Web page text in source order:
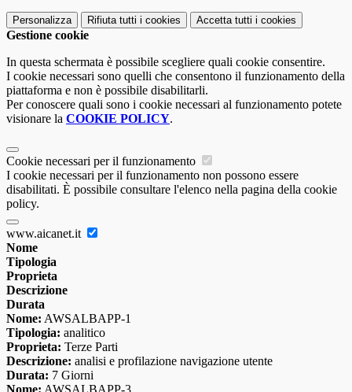
Personalizza Rifiuta tutti i cookies Accetta tutti i cookies
Gestione cookie
In questa schermata è possibile scegliere quali cookie consentire.
I cookie necessari sono quelli che consentono il funzionamento della
piattaforma e non è possibile disabilitarli.
Per conoscere quali sono i cookie necessari al funzionamento potete
visionare la COOKIE POLICY.
Cookie necessari per il funzionamento
I cookie necessari per il funzionamento non possono essere
disabilitati. È possibile consultare l'elenco nella pagina della cookie
policy.
www.aicanet.it
Nome
Tipologia
Proprieta
Descrizione
Durata
Nome: AWSALBAPP-1
Tipologia: analitico
Proprieta: Terze Parti
Descrizione: analisi e profilazione navigazione utente
Durata: 7 Giorni
Nome: AWSALBAPP-3